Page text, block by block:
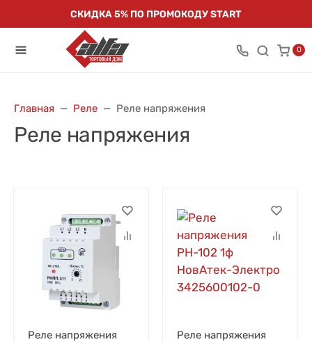
СКИДКА 5% ПО ПРОМОКОДУ START
0
Главная Реле Реле напряжения
Реле напряжения
Реле напряжения
Реле напряжения